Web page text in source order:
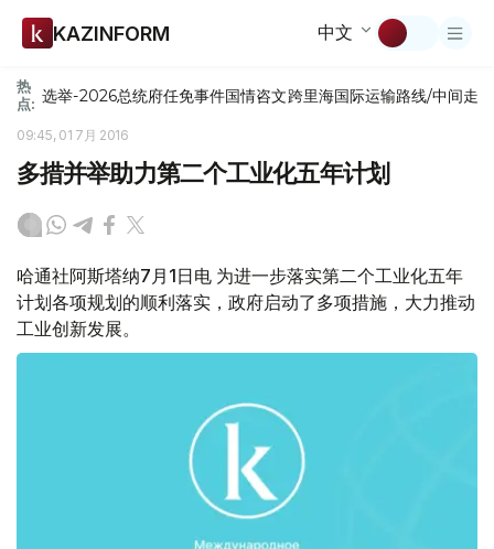
KAZINFORM 中文
热
点: 选举-2026总统府任免事件国情咨文跨里海国际运输路线/中间走廊
09:45, 01 7月 2016
多措并举助力第二个工业化五年计划
哈通社阿斯塔纳7月1日电 为进一步落实第二个工业化五年
计划各项规划的顺利落实，政府启动了多项措施，大力推动
工业创新发展。